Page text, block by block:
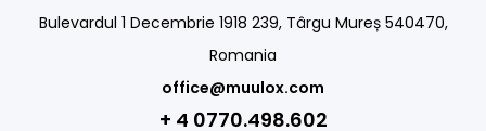
Bulevardul 1 Decembrie 1918 239, Târgu Mureș 540470,
Romania
office@muulox.com
+ 4 0770.498.602